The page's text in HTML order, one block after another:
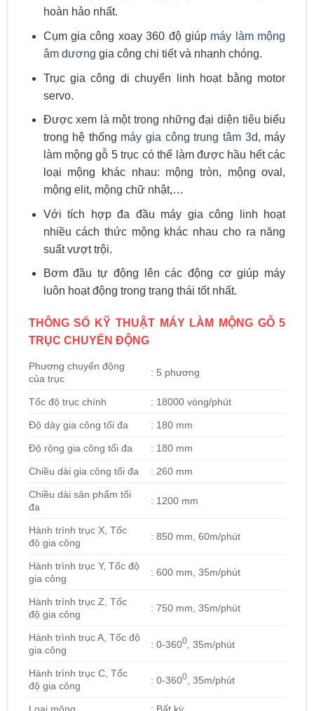
hoàn hảo nhất.
Cụm gia công xoay 360 độ giúp máy làm mộng
âm dương gia công chi tiết và nhanh chóng.
Trục gia công di chuyển linh hoạt bằng motor
servo.
Được xem là một trong những đại diện tiêu biểu
trong hệ thống máy gia công trung tâm 3d, máy
làm mộng gỗ 5 trục có thể làm được hầu hết các
loại mộng khác nhau: mộng tròn, mộng oval,
mộng elit, mộng chữ nhật,…
Với tích hợp đa đầu máy gia công linh hoạt
nhiều cách thức mộng khác nhau cho ra năng
suất vượt trội.
Bơm đầu tự động lên các động cơ giúp máy
luôn hoạt động trong trạng thái tốt nhất.
THÔNG SỐ KỸ THUẬT MÁY LÀM MỘNG GỖ 5
TRỤC CHUYỂN ĐỘNG
Phương chuyển động
của trục
: 5 phương
Tốc độ trục chính : 18000 vòng/phút
Độ dày gia công tối đa : 180 mm
Độ rộng gia công tối đa : 180 mm
Chiều dài gia công tối đa : 260 mm
Chiều dài sản phẩm tối
đa
: 1200 mm
Hành trình trục X, Tốc
độ gia công
: 850 mm, 60m/phút
Hành trình trục Y, Tốc độ
gia công
: 600 mm, 35m/phút
Hành trình trục Z, Tốc
độ gia công
: 750 mm, 35m/phút
Hành trình trục A, Tốc độ
gia công
: 0-3600, 35m/phút
Hành trình trục C, Tốc
độ gia công
: 0-3600, 35m/phút